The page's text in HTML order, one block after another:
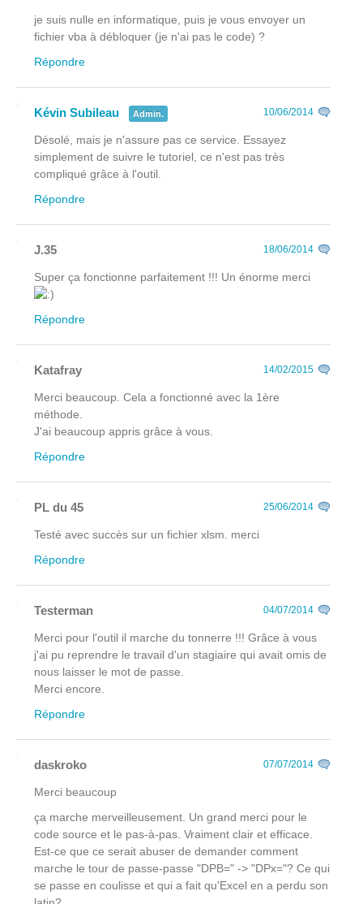
je suis nulle en informatique, puis je vous envoyer un
fichier vba à débloquer (je n'ai pas le code) ?
Répondre
Kévin Subileau Admin. 10/06/2014
Désolé, mais je n'assure pas ce service. Essayez
simplement de suivre le tutoriel, ce n'est pas très
compliqué grâce à l'outil.
Répondre
J.35 18/06/2014
Super ça fonctionne parfaitement !!! Un énorme merci
Répondre
Katafray 14/02/2015
Merci beaucoup. Cela a fonctionné avec la 1ère
méthode.
J'ai beaucoup appris grâce à vous.
Répondre
PL du 45 25/06/2014
Testé avec succès sur un fichier xlsm. merci
Répondre
Testerman 04/07/2014
Merci pour l'outil il marche du tonnerre !!! Grâce à vous
j'ai pu reprendre le travail d'un stagiaire qui avait omis de
nous laisser le mot de passe.
Merci encore.
Répondre
daskroko 07/07/2014
Merci beaucoup
ça marche merveilleusement. Un grand merci pour le
code source et le pas-à-pas. Vraiment clair et efficace.
Est-ce que ce serait abuser de demander comment
marche le tour de passe-passe "DPB=" -> "DPx="? Ce qui
se passe en coulisse et qui a fait qu'Excel en a perdu son